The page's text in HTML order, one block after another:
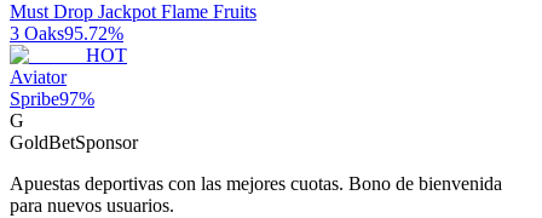
Must Drop Jackpot Flame Fruits
3 Oaks95.72%
HOT
Aviator
Spribe97%
G
GoldBetSponsor
Apuestas deportivas con las mejores cuotas. Bono de bienvenida
para nuevos usuarios.